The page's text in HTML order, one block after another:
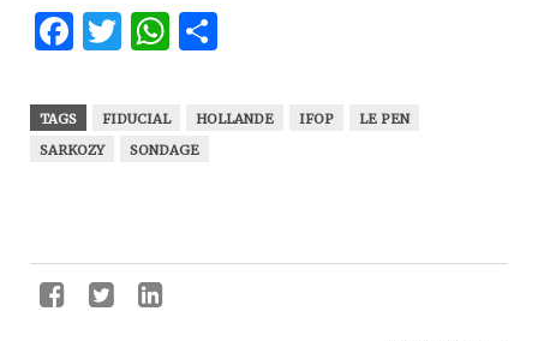
Facebook
Twitter
WhatsApp
TAGS FIDUCIAL HOLLANDE IFOP
LE PEN
SARKOZY
SONDAGE